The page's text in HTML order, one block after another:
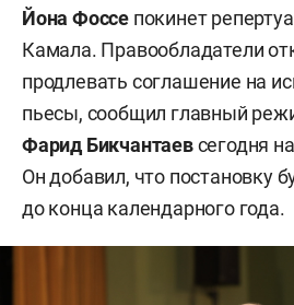
Йона Фоссе покинет
Камала. Правообладатели
продлевать соглашение на
пьесы, сообщил главный
Фарид Бикчантаевсегодня
Он добавил, что постановку
до конца календарного года.